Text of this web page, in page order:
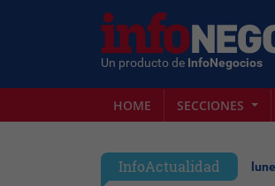
Un producto de InfoNegocios
HOME SECCIONES
InfoActualidad